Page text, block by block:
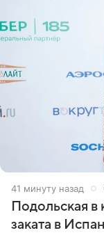
41 минуту назад
Подольская в
заката в